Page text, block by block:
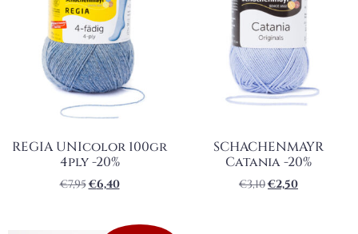
REGIA UNIcolor 100gr
4ply -20%
€7,95€6,40
SCHACHENMAYR
Catania -20%
€3,10€2,50